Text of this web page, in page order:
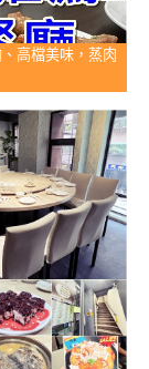
高檔美味，蒸肉